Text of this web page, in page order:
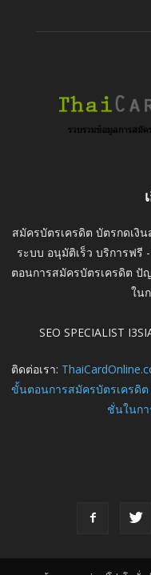
สมัครบัตรเครดิต บัตรกดเงิ
ระบบ อนุมัติเร็ว บริการฟรี
ตอนการสมัครบัตรเครดิต ปั
ใน
SEO SPECIALIST
ติดต่อเรา:
ขั้นตอนการสมัครบัตรเครดิ
ชั่นในกา